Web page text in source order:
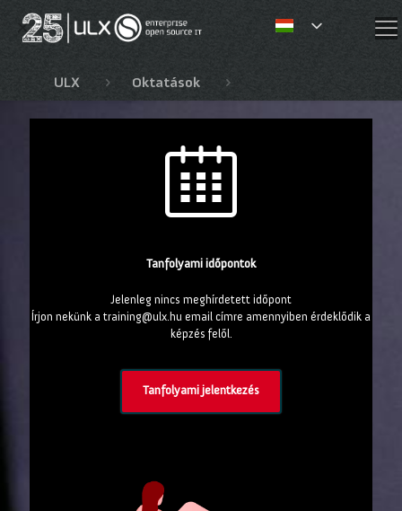
✕
ULX Oktatások
Tanfolyami időpontok
Jelenleg nincs meghírdetett időpont
Írjon nekünk a training@ulx.hu email címre amennyiben érdeklődik a
képzés felől.
Tanfolyami jelentkezés